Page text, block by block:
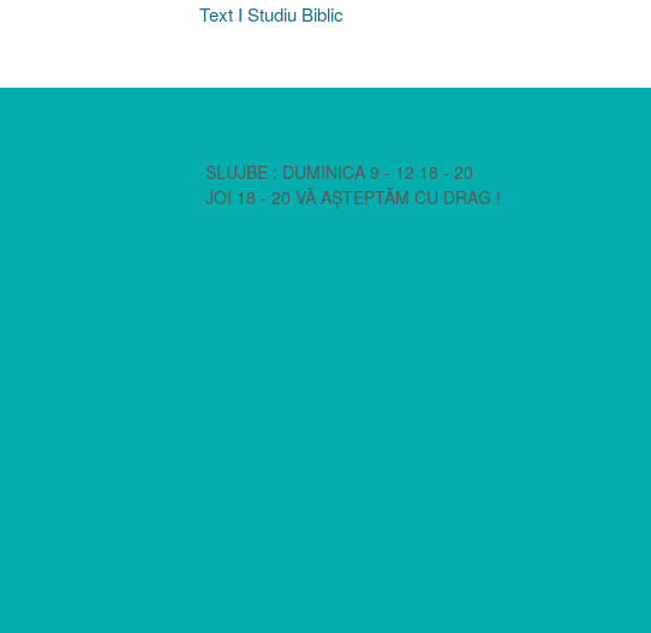
Text I Studiu Biblic
SLUJBE : DUMINICA 9 - 12 18 - 20
JOI 18 - 20 VĂ AȘTEPTĂM CU DRAG !